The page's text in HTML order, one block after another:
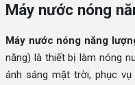
Máy nước nóng
Máy nước nóng năng
năng) là thiết bị làm nóng
ánh sáng mặt trời, phục